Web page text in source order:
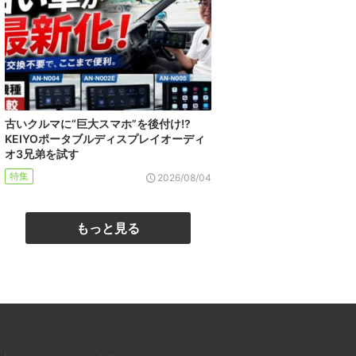
古いクルマに“巨大スマホ”を後付け!?
KEIYOポータブルディスプレイオーディ
オ3兄弟を試す
特集 2026/08/04
もっと見る